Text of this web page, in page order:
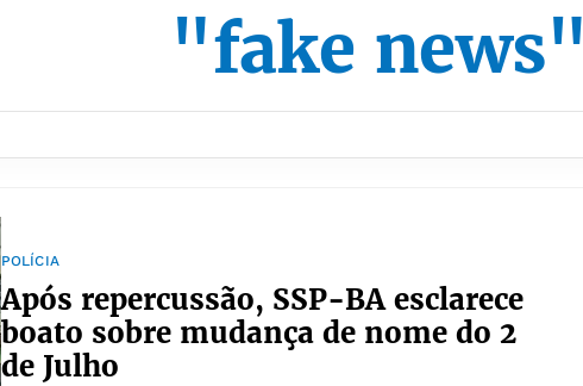
"fake news"
POLÍCIA
Após repercussão, SSP-BA esclarece
boato sobre mudança de nome do 2
de Julho